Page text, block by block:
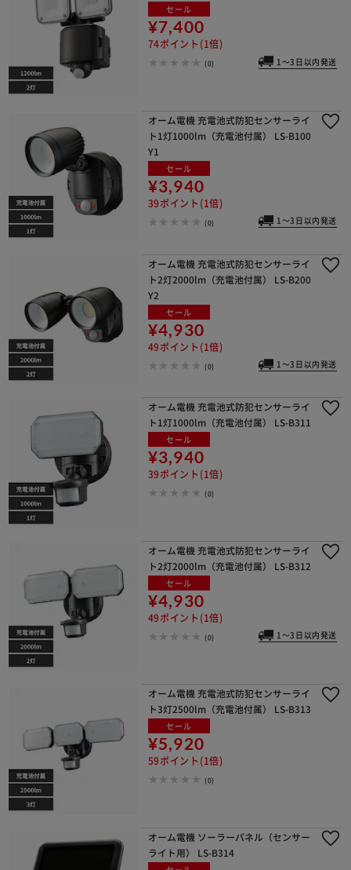
セール
¥7,400
74ポイント(1倍)
(0) 1～3日以内発送
オーム電機 充電池式防犯センサーライ
ト1灯1000lm（充電池付属） LS-B100
Y1
セール
¥3,940
39ポイント(1倍)
(0) 1～3日以内発送
オーム電機 充電池式防犯センサーライ
ト2灯2000lm（充電池付属） LS-B200
Y2
セール
¥4,930
49ポイント(1倍)
(0) 1～3日以内発送
オーム電機 充電池式防犯センサーライ
ト1灯1000lm（充電池付属） LS-B311
セール
¥3,940
39ポイント(1倍)
(0)
オーム電機 充電池式防犯センサーライ
ト2灯2000lm（充電池付属） LS-B312
セール
¥4,930
49ポイント(1倍)
(0) 1～3日以内発送
オーム電機 充電池式防犯センサーライ
ト3灯2500lm（充電池付属） LS-B313
セール
¥5,920
59ポイント(1倍)
(0)
オーム電機 ソーラーパネル（センサー
ライト用） LS-B314